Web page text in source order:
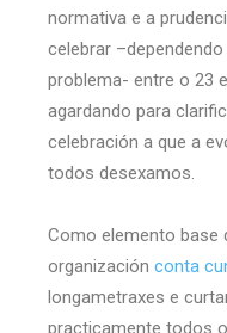
normativa e a
celebrar
problema- entre o 23
agardando para
celebración a que a
todos desexamos.
Como elemento base
organización conta
longametraxes e
practicamente todos